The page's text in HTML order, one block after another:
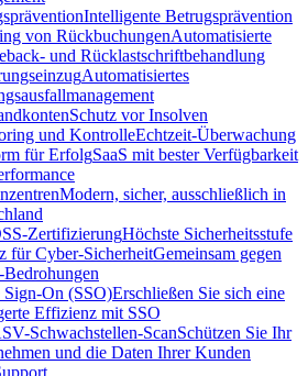
Intelligente Betrugsprävention
von RückbuchungenAutomatisierte
und Rücklastschriftbehandlung
Automatisiertes
Schutz vor Insolven
und KontrolleEchtzeit-Überwachung
für ErfolgSaaS mit bester Verfügbarkeit
Modern, sicher, ausschließlich in
ZertifizierungHöchste Sicherheitsstufe
für Cyber-SicherheitGemeinsam gegen
Sign-On (SSO)Erschließen Sie sich eine
Effizienz mit SSO
Schwachstellen-ScanSchützen Sie Ihr
und die Daten Ihrer Kunden